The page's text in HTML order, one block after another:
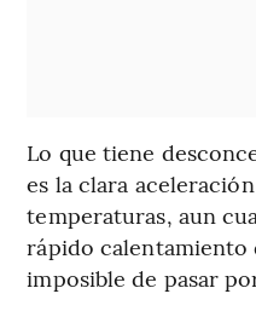
Lo que tiene
es la clara
temperaturas, aun
rápido calentamiento
imposible de pasar